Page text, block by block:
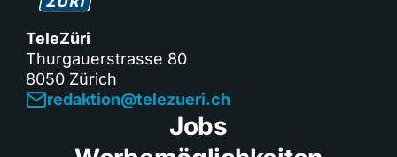
TeleZüri
Thurgauerstrasse 80
8050 Zürich
redaktion@telezueri.ch
Jobs